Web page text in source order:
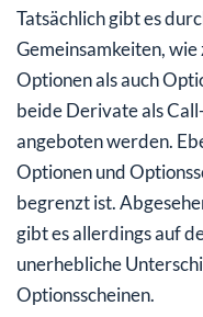
Tatsächlich gibt es
Gemeinsamkeiten, wie
Optionen als auch
beide Derivate als
angeboten werden.
Optionen und
begrenzt ist.
gibt es allerdings auf
unerhebliche
Optionsscheinen.